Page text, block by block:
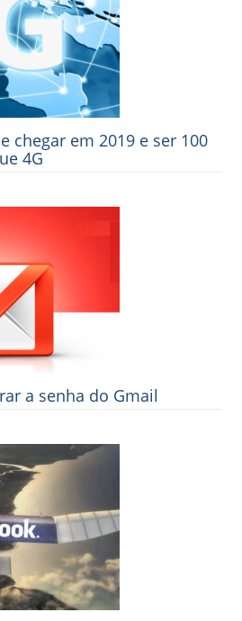
chegar em 2019 e ser 100
4G
a senha do Gmail